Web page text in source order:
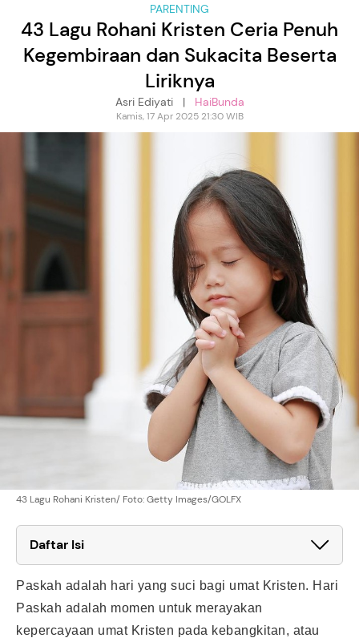
PARENTING
43 Lagu Rohani Kristen Ceria Penuh
Kegembiraan dan Sukacita Beserta
Liriknya
Asri Ediyati | HaiBunda
Kamis, 17 Apr 2025 21:30 WIB
43 Lagu Rohani Kristen/ Foto: Getty Images/GOLFX
Daftar Isi
Paskah adalah hari yang suci bagi umat Kristen. Hari
Paskah adalah momen untuk merayakan
kepercayaan umat Kristen pada kebangkitan, atau